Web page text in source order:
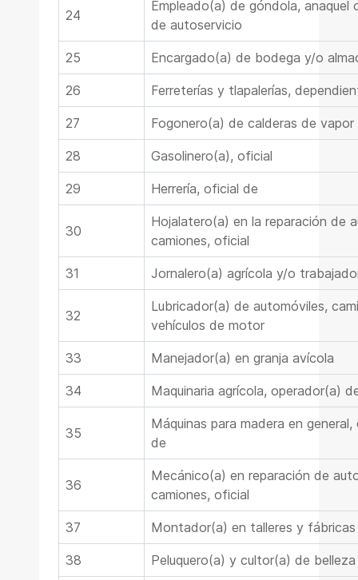
24
Empleado(a) de góndola, anaquel
de autoservicio
25 Encargado(a) de bodega y/o
26 Ferreterías y tlapalerías,
27 Fogonero(a) de calderas de vapor
28 Gasolinero(a), oficial
29 Herrería, oficial de
30
Hojalatero(a) en la reparación de
camiones, oficial
31 Jornalero(a) agrícola y/o
32
Lubricador(a) de automóviles,
vehículos de motor
33 Manejador(a) en granja avícola
34 Maquinaria agrícola, operador(a)
35
Máquinas para madera en
de
36
Mecánico(a) en reparación de
camiones, oficial
37 Montador(a) en talleres y
38 Peluquero(a) y cultor(a) de belleza